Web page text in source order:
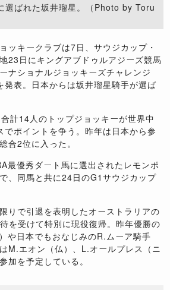
選ばれた坂井瑠星。（Photo by Toru
ッキークラブは7日、サウジカップ・
23 日にキングアブドゥルアジーズ競馬
ナショナルジョッキーズチャレンジ
発表。日本からは坂井瑠星騎手が選ば
計14 人のトップジョッキーが世界中
でポイントを争う。昨年は日本から参
合2位に入った。
最優秀ダート馬に選出されたレモンポ
、同馬と共に24日のG1サウジカップ
りで引退を表明したオーストラリアの
を受けて特別に現役復帰。昨年優勝の
や日本でもおなじみのR. ムーア騎手
M.エオン（仏）、 L.オールプレス（ニ
加を予定している。